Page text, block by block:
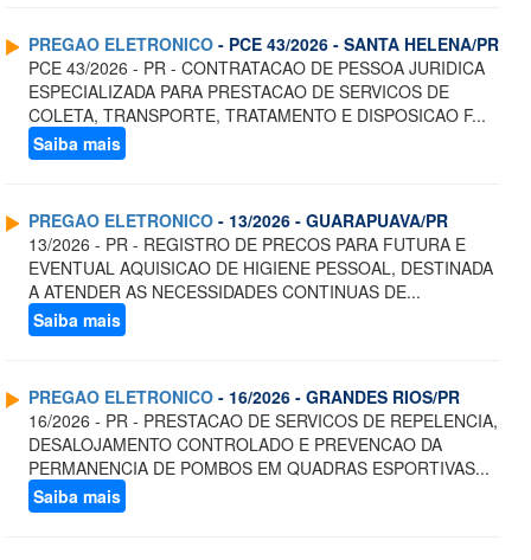
PREGAO ELETRONICO - PCE 43/2026 - SANTA HELENA/PR
PCE 43/2026 - PR - CONTRATACAO DE PESSOA JURIDICA
ESPECIALIZADA PARA PRESTACAO DE SERVICOS DE
COLETA, TRANSPORTE, TRATAMENTO E DISPOSICAO F...
Saiba mais
PREGAO ELETRONICO - 13/2026 - GUARAPUAVA/PR
13/2026 - PR - REGISTRO DE PRECOS PARA FUTURA E
EVENTUAL AQUISICAO DE HIGIENE PESSOAL, DESTINADA
A ATENDER AS NECESSIDADES CONTINUAS DE...
Saiba mais
PREGAO ELETRONICO - 16/2026 - GRANDES RIOS/PR
16/2026 - PR - PRESTACAO DE SERVICOS DE REPELENCIA,
DESALOJAMENTO CONTROLADO E PREVENCAO DA
PERMANENCIA DE POMBOS EM QUADRAS ESPORTIVAS...
Saiba mais